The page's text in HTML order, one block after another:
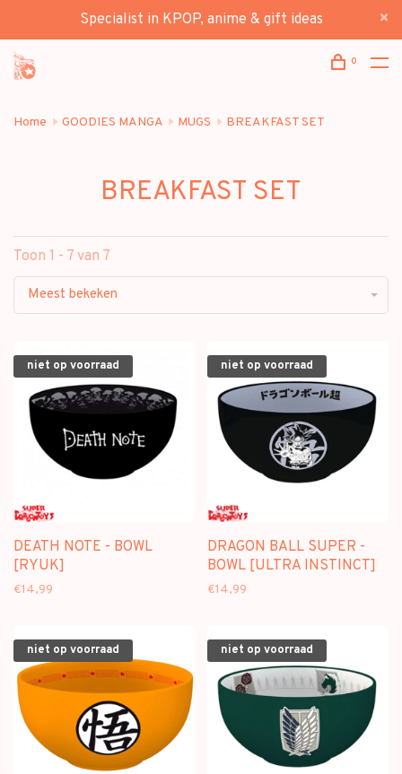
Specialist in KPOP, anime & gift ideas
0
Home GOODIES MANGA MUGS BREAKFAST SET
BREAKFAST SET
Toon 1 - 7 van 7
Meest bekeken
niet op voorraad
DEATH NOTE - BOWL
[RYUK]
€14,99
niet op voorraad
DRAGON BALL SUPER -
BOWL [ULTRA INSTINCT]
€14,99
niet op voorraad niet op voorraad